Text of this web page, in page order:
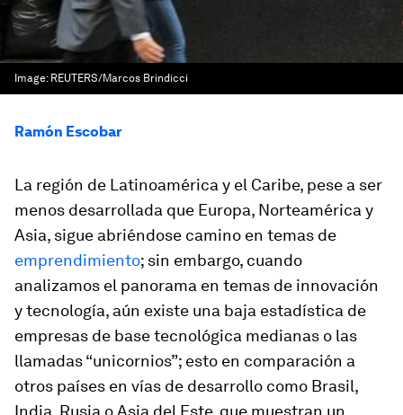
Image: REUTERS/Marcos Brindicci
Ramón Escobar
La región de Latinoamérica y el Caribe, pese a ser
menos desarrollada que Europa, Norteamérica y
Asia, sigue abriéndose camino en temas de
emprendimiento; sin embargo, cuando
analizamos el panorama en temas de innovación
y tecnología, aún existe una baja estadística de
empresas de base tecnológica medianas o las
llamadas “unicornios”; esto en comparación a
otros países en vías de desarrollo como Brasil,
India, Rusia o Asia del Este, que muestran un